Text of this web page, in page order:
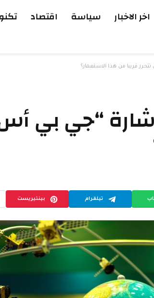
اخر الاخبار سياسة اقتصاد
قريبا من هذا الاستعمار؟
“جي بي
تيلقرام بينتيريست